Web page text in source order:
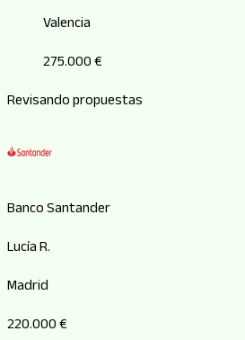
Valencia
275.000 €
Revisando propuestas
Banco Santander
Lucía R.
Madrid
220.000 €